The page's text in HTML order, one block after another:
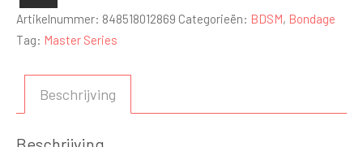
Tepelklemmen
aantal
Artikelnummer: 848518012869 Categorieën: BDSM, Bondage
Tag: Master Series
Beschrijving